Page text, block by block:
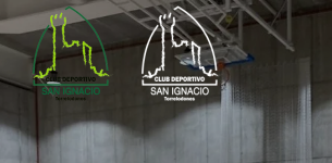
Skip to main content